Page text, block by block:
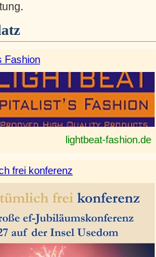
Fashion
lightbeat-fashion.de
frei konferenz